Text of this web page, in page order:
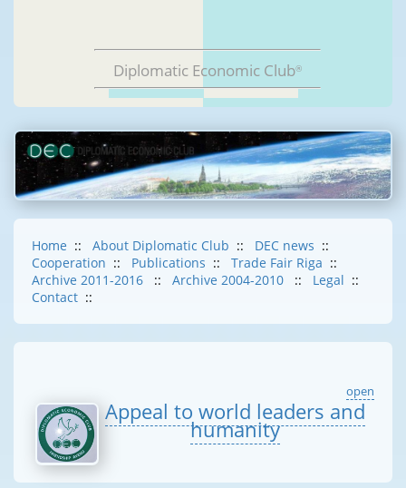
Diplomatic Economic Club®
Home :: About Diplomatic Club :: DEC news ::
Cooperation :: Publications :: Trade Fair Riga ::
Archive 2011-2016
:: Archive 2004-2010 :: Legal ::
Contact ::
open
Appeal to world leaders and
humanity